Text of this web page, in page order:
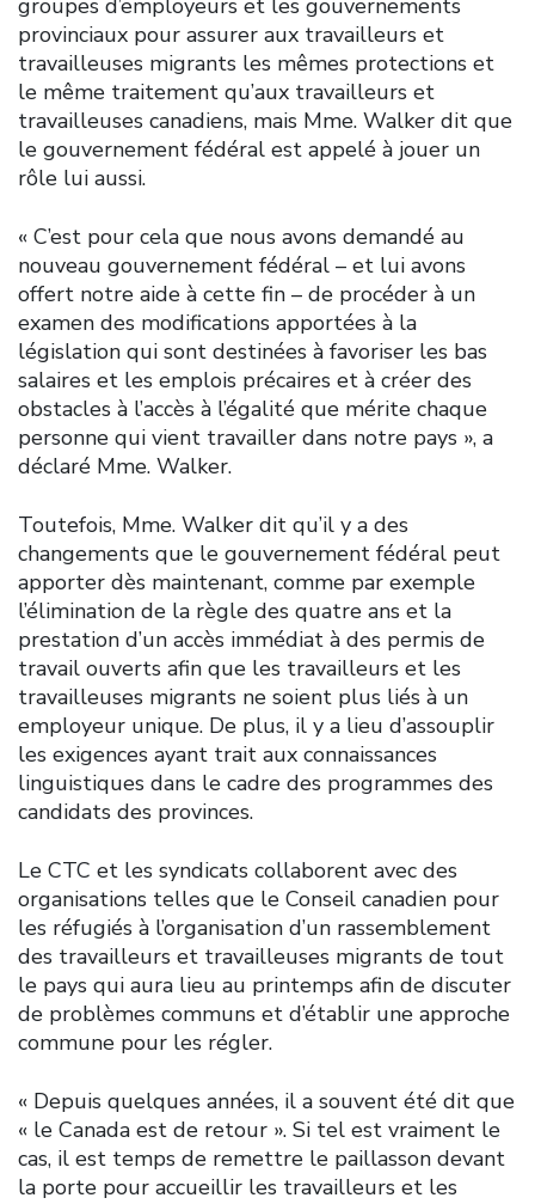
provinciaux pour assurer aux travailleurs et
travailleuses migrants les mêmes protections et
le même traitement qu’aux travailleurs et
travailleuses canadiens, mais Mme. Walker dit que
le gouvernement fédéral est appelé à jouer un
rôle lui aussi.
« C’est pour cela que nous avons demandé au
nouveau gouvernement fédéral – et lui avons
offert notre aide à cette fin – de procéder à un
examen des modifications apportées à la
législation qui sont destinées à favoriser les bas
salaires et les emplois précaires et à créer des
obstacles à l’accès à l’égalité que mérite chaque
personne qui vient travailler dans notre pays », a
déclaré Mme. Walker.
Toutefois, Mme. Walker dit qu’il y a des
changements que le gouvernement fédéral peut
apporter dès maintenant, comme par exemple
l’élimination de la règle des quatre ans et la
prestation d’un accès immédiat à des permis de
travail ouverts afin que les travailleurs et les
travailleuses migrants ne soient plus liés à un
employeur unique. De plus, il y a lieu d’assouplir
les exigences ayant trait aux connaissances
linguistiques dans le cadre des programmes des
candidats des provinces.
Le CTC et les syndicats collaborent avec des
organisations telles que le Conseil canadien pour
les réfugiés à l’organisation d’un rassemblement
des travailleurs et travailleuses migrants de tout
le pays qui aura lieu au printemps afin de discuter
de problèmes communs et d’établir une approche
commune pour les régler.
« Depuis quelques années, il a souvent été dit que
« le Canada est de retour ». Si tel est vraiment le
cas, il est temps de remettre le paillasson devant
la porte pour accueillir les travailleurs et les